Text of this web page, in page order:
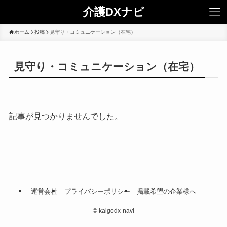
介護DXナビ
ホーム 投稿 見守り・コミュニケーション（在宅）
見守り・コミュニケーション（在宅）
記事が見つかりませんでした。
運営会社 プライバシーポリシー 掲載希望の企業様へ
© kaigodx-navi